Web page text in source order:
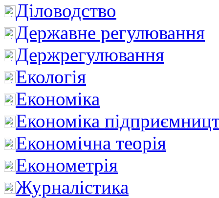
Діловодство
Державне регулювання
Держрегулювання
Екологія
Економіка
Економіка
Економічна теорія
Економетрія
Журналістика